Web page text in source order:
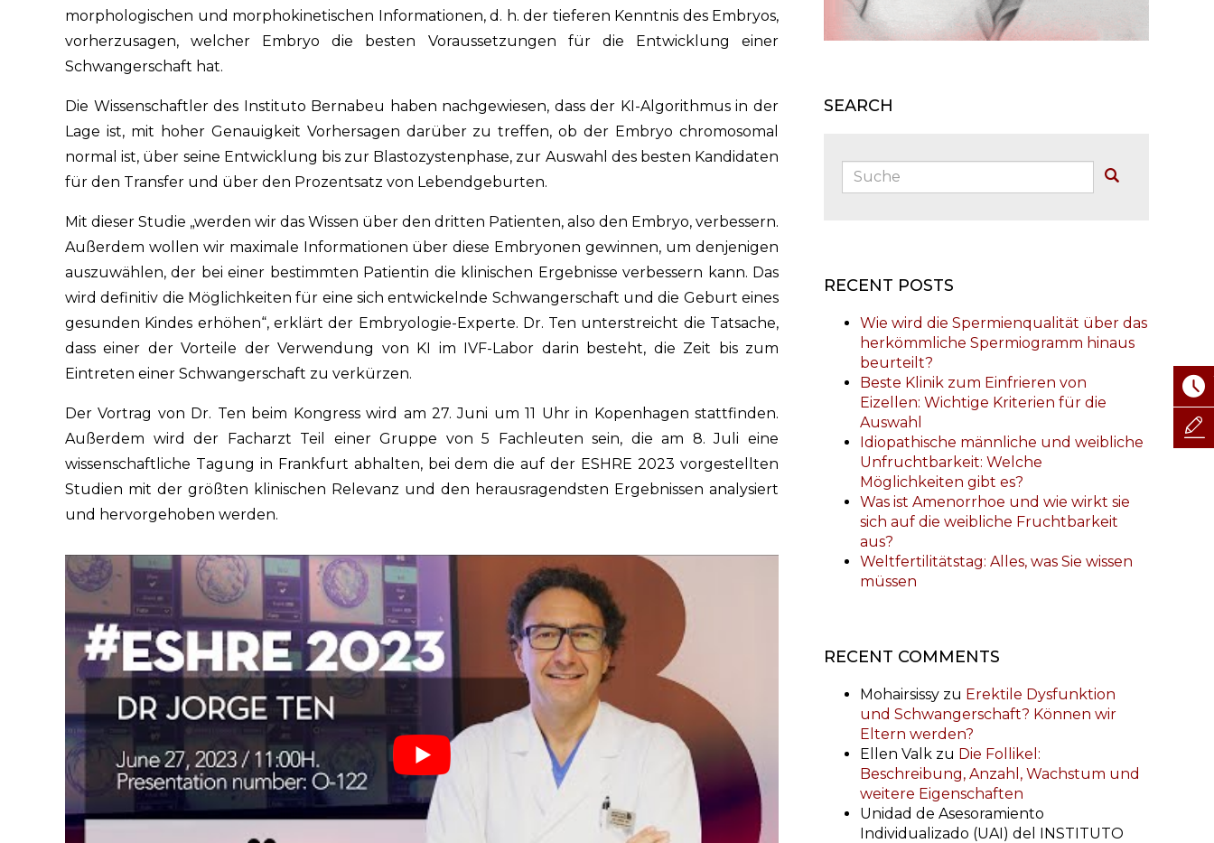
morphologischen und morphokinetischen Informationen, d. h. der tieferen Kenntnis des Embryos,
vorherzusagen, welcher Embryo die besten Voraussetzungen für die Entwicklung einer
Schwangerschaft hat.
Die Wissenschaftler des Instituto Bernabeu haben nachgewiesen, dass der KI-Algorithmus in der
Lage ist, mit hoher Genauigkeit Vorhersagen darüber zu treffen, ob der Embryo chromosomal
normal ist, über seine Entwicklung bis zur Blastozystenphase, zur Auswahl des besten Kandidaten
für den Transfer und über den Prozentsatz von Lebendgeburten.
Mit dieser Studie „werden wir das Wissen über den dritten Patienten, also den Embryo, verbessern.
Außerdem wollen wir maximale Informationen über diese Embryonen gewinnen, um denjenigen
auszuwählen, der bei einer bestimmten Patientin die klinischen Ergebnisse verbessern kann. Das
wird definitiv die Möglichkeiten für eine sich entwickelnde Schwangerschaft und die Geburt eines
gesunden Kindes erhöhen“, erklärt der Embryologie-Experte. Dr. Ten unterstreicht die Tatsache,
dass einer der Vorteile der Verwendung von KI im IVF-Labor darin besteht, die Zeit bis zum
Eintreten einer Schwangerschaft zu verkürzen.
Der Vortrag von Dr. Ten beim Kongress wird am 27. Juni um 11 Uhr in Kopenhagen stattfinden.
Außerdem wird der Facharzt Teil einer Gruppe von 5 Fachleuten sein, die am 8. Juli eine
wissenschaftliche Tagung in Frankfurt abhalten, bei dem die auf der ESHRE 2023 vorgestellten
Studien mit der größten klinischen Relevanz und den herausragendsten Ergebnissen analysiert
und hervorgehoben werden.
SEARCH
Suche:
RECENT POSTS
Wie wird die Spermienqualität über das
herkömmliche Spermiogramm hinaus
beurteilt?
Beste Klinik zum Einfrieren von
Eizellen: Wichtige Kriterien für die
Auswahl
Idiopathische männliche und weibliche
Unfruchtbarkeit: Welche
Möglichkeiten gibt es?
Was ist Amenorrhoe und wie wirkt sie
sich auf die weibliche Fruchtbarkeit
aus?
Weltfertilitätstag: Alles, was Sie wissen
müssen
RECENT COMMENTS
Mohairsissy zu Erektile Dysfunktion
und Schwangerschaft? Können wir
Eltern werden?
Ellen Valk zu Die Follikel:
Beschreibung, Anzahl, Wachstum und
weitere Eigenschaften
Unidad de Asesoramiento
Individualizado (UAI) del INSTITUTO